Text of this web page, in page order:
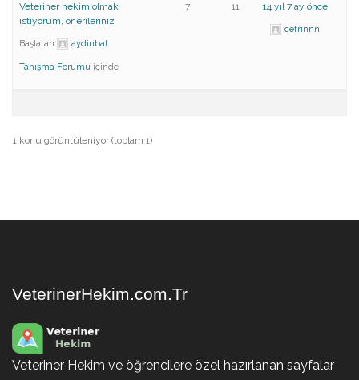
Veteriner hekim olmak
istiyorum, önerileriniz
Başlatan: aydinbal
Tanışma Forumu içinde
7 11 14 yıl 7 ay önce
cefrinnn
1 konu görüntüleniyor (toplam 1)
VeterinerHekim.com.Tr
Veteriner Hekim ve öğrencilere özel hazırlanan sayfalar